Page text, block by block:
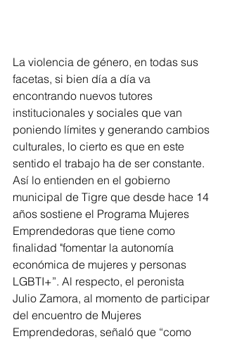
La violencia de género, en todas sus
facetas, si bien día a día va
encontrando nuevos tutores
institucionales y sociales que van
poniendo límites y generando cambios
culturales, lo cierto es que en este
sentido el trabajo ha de ser constante.
Así lo entienden en el gobierno
municipal de Tigre que desde hace 14
años sostiene el Programa Mujeres
Emprendedoras que tiene como
finalidad "fomentar la autonomía
económica de mujeres y personas
LGBTI+”. Al respecto, el peronista
Julio Zamora, al momento de participar
del encuentro de Mujeres
Emprendedoras, señaló que “como